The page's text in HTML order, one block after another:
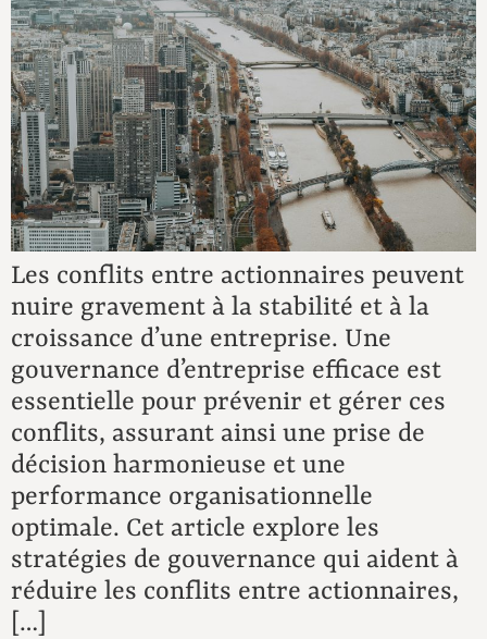
Les conflits entre actionnaires peuvent
nuire gravement à la stabilité et à la
croissance d’une entreprise. Une
gouvernance d’entreprise efficace est
essentielle pour prévenir et gérer ces
conflits, assurant ainsi une prise de
décision harmonieuse et une
performance organisationnelle
optimale. Cet article explore les
stratégies de gouvernance qui aident à
réduire les conflits entre actionnaires,
[…]